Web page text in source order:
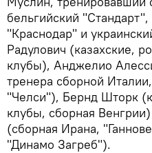
бельгийский
"Краснодар" и
Радулович (казахские,
клубы), Анджелио
тренера сборной
"Челси"), Бернд Шторк
клубы, сборная
(сборная Ирана,
"Динамо Загреб").